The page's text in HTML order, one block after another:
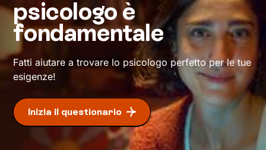
meglio il tuo presente.
Dove ti condurrà questo percorso? A un modo
inedito di affrontare gli eventi della vita e a un
maggiore benessere.
psicologo è
fondamentale
Fatti aiutare a trovare lo psicologo perfetto per le tue
esigenze!
Inizia il questionario